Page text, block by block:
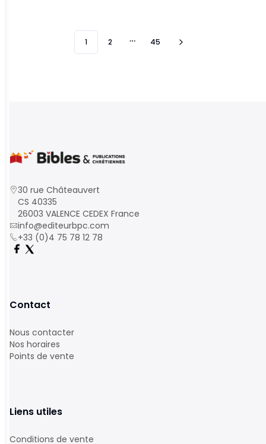
1 2 More pages
45
30 rue Châteauvert
CS 40335
26003 VALENCE CEDEX France
info@editeurbpc.com
+33 (0)4 75 78 12 78
Contact
Nous contacter
Nos horaires
Points de vente
Liens utiles
Conditions de vente